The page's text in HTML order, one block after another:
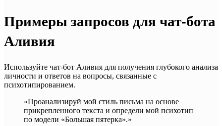
Примеры запросов для чат-бота
Аливия
Используйте чат-бот Аливия для получения глубокого анализа
личности и ответов на вопросы, связанные с
психотипированием.
«Проанализируй мой стиль письма на основе
прикрепленного текста и определи мой психотип
по модели «Большая пятерка».»